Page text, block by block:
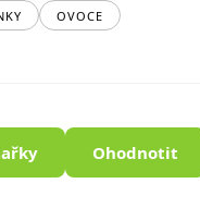
OVOCE
Ohodnotit